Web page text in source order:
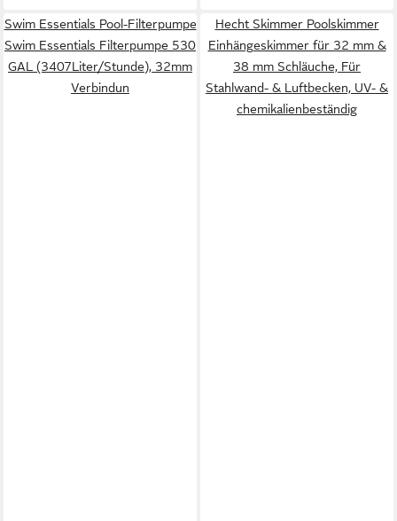
Swim Essentials Pool-Filterpumpe
Swim Essentials Filterpumpe 530
GAL (3407Liter/Stunde), 32mm
Verbindun
Hecht Skimmer Poolskimmer
Einhängeskimmer für 32 mm &
38 mm Schläuche, Für
Stahlwand- & Luftbecken, UV- &
chemikalienbeständig